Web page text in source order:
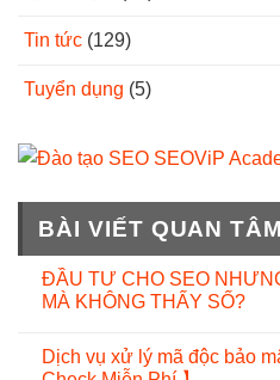
Tin tức (129)
Tuyển dụng (5)
BÀI VIẾT QUAN TÂM
ĐẦU TƯ CHO SEO
MÀ KHÔNG THẤY SỐ?
Dịch vụ xử lý mã độc bảo